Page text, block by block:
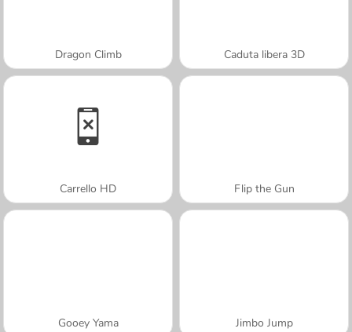
Dragon Climb Caduta libera 3D
Carrello HD Flip the Gun
Gooey Yama Jimbo Jump